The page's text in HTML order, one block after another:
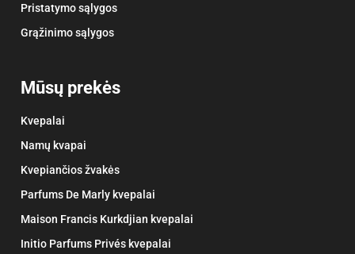
Pristatymo sąlygos
Grąžinimo sąlygos
Mūsų prekės
Kvepalai
Namų kvapai
Kvepiančios žvakės
Parfums De Marly kvepalai
Maison Francis Kurkdjian kvepalai
Initio Parfums Privés kvepalai